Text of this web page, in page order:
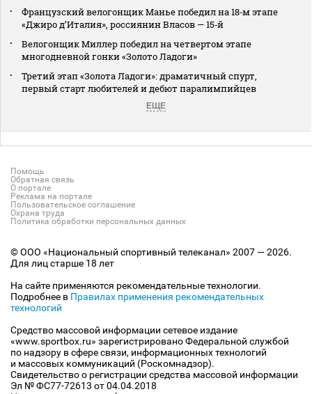
Французский велогонщик Манье победил на 18‑м этапе
«Джиро д’Италия», россиянин Власов — 15‑й
Велогонщик Миллер победил на четвертом этапе
многодневной гонки «Золото Ладоги»
Третий этап «Золота Ладоги»: драматичный спурт,
первый старт любителей и дебют паралимпийцев
ЕЩЕ
Помощь
Обратная связь
О портале
Реклама на портале
Пользовательское соглашение
Охрана труда
Политика обработки персональных данных
© ООО «Национальный спортивный телеканал» 2007 — 2026.
Для лиц старше 18 лет
На сайте применяются рекомендательные технологии.
Подробнее в Правилах применения рекомендательных
технологий
Средство массовой информации сетевое издание
«www.sportbox.ru» зарегистрировано Федеральной службой
по надзору в сфере связи, информационных технологий
и массовых коммуникаций (Роскомнадзор).
Свидетельство о регистрации средства массовой информации
Эл № ФС77-72613 от 04.04.2018